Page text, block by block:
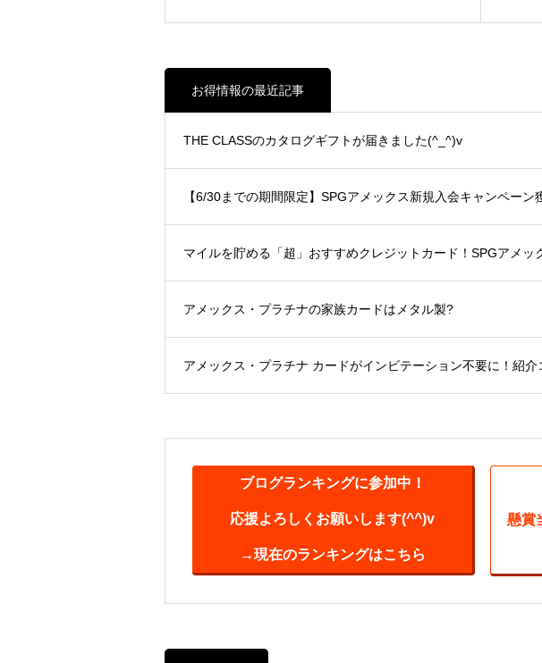
お得情報の最近記事
THE CLASSのカタログギフトが届きました(^_^)v
【6/30までの期間限定】SPGアメックス新規入会キャンペー
マイルを貯める「超」おすすめクレジットカード！SPGアメッ
アメックス・プラチナの家族カードはメタル製?
アメックス・プラチナ カードがインビテーション不要に！紹
ブログランキングに参加中！
応援よろしくお願いします(^^)v
→現在のランキングはこちら
懸賞